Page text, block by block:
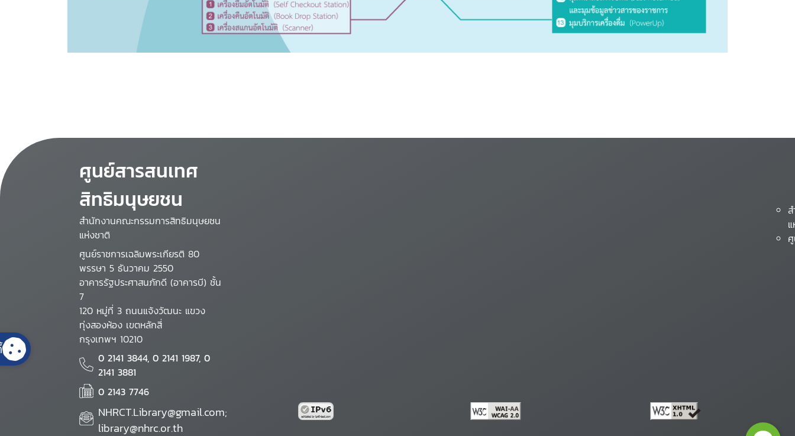
ศูนย์สารสนเทศ
สิทธิมนุษยชน
สำนักงานคณะกรรมการสิทธิมนุษยชน
แห่งชาติ
ศูนย์ราชการเฉลิมพระเกียรติ 80
พรรษา 5 ธันวาคม 2550
อาคารรัฐประศาสนภักดี (อาคารบี) ชั้น
7
120 หมู่ที่ 3 ถนนแจ้งวัฒนะ แขวง
ทุ่งสองห้อง เขตหลักสี่
กรุงเทพฯ 10210
0 2141 3844, 0 2141 1987, 0
2141 3881
0 2143 7746
NHRCT.Library@gmail.com;
library@nhrc.or.th